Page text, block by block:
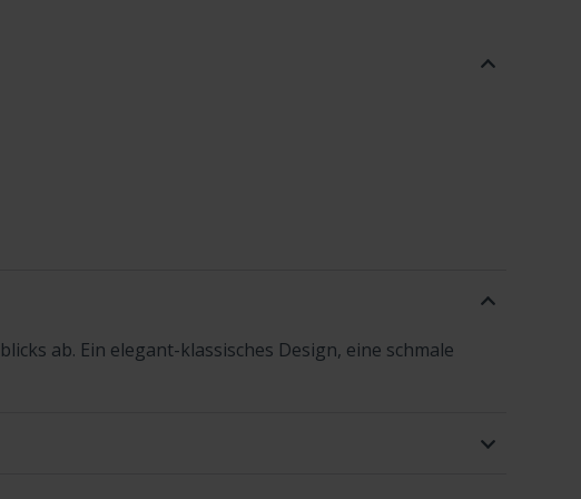
ab. Ein elegant-klassisches Design, eine schmale